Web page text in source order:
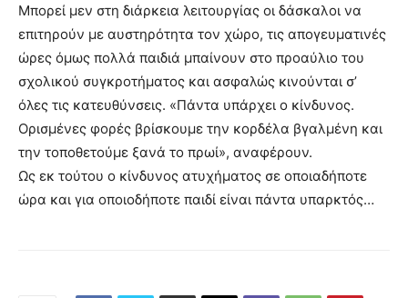
Μπορεί μεν στη διάρκεια λειτουργίας οι δάσκαλοι να
επιτηρούν με αυστηρότητα τον χώρο, τις απογευματινές
ώρες όμως πολλά παιδιά μπαίνουν στο προαύλιο του
σχολικού συγκροτήματος και ασφαλώς κινούνται σ’
όλες τις κατευθύνσεις. «Πάντα υπάρχει ο κίνδυνος.
Ορισμένες φορές βρίσκουμε την κορδέλα βγαλμένη και
την τοποθετούμε ξανά το πρωί», αναφέρουν.
Ως εκ τούτου ο κίνδυνος ατυχήματος σε οποιαδήποτε
ώρα και για οποιοδήποτε παιδί είναι πάντα υπαρκτός…